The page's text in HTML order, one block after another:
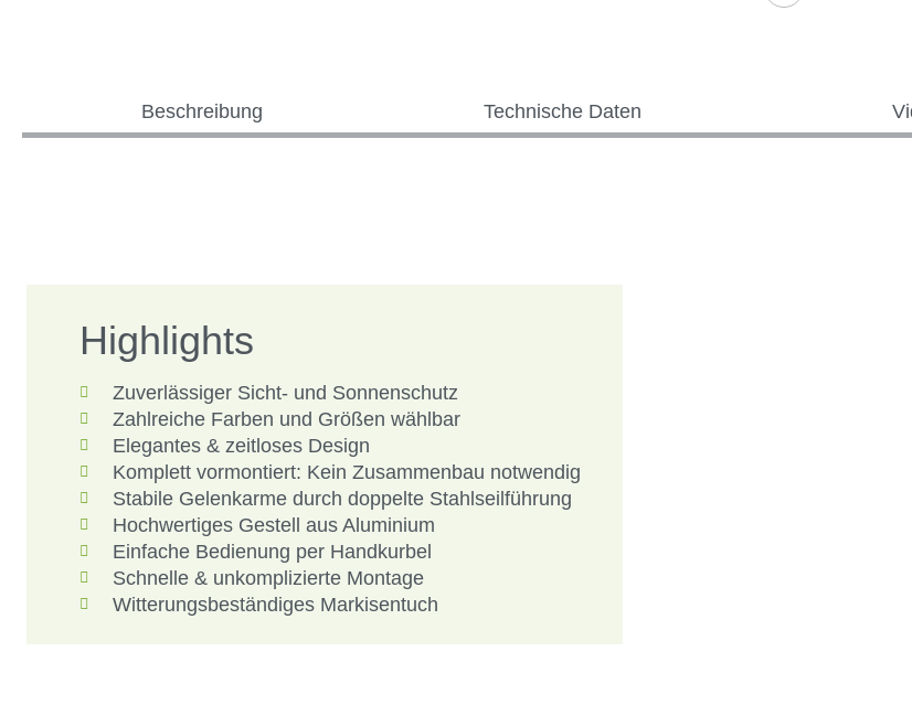
Beschreibung Technische Daten
Highlights
Zuverlässiger Sicht- und Sonnenschutz
Zahlreiche Farben und Größen wählbar
Elegantes & zeitloses Design
Komplett vormontiert: Kein Zusammenbau notwendig
Stabile Gelenkarme durch doppelte Stahlseilführung
Hochwertiges Gestell aus Aluminium
Einfache Bedienung per Handkurbel
Schnelle & unkomplizierte Montage
Witterungsbeständiges Markisentuch